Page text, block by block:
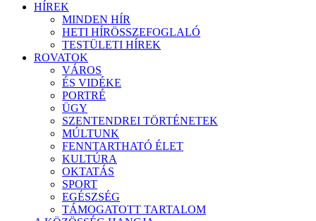
HÍREK
MINDEN HÍR
HETI HÍRÖSSZEFOGLALÓ
TESTÜLETI HÍREK
ROVATOK
VÁROS
ÉS VIDÉKE
PORTRÉ
ÜGY
SZENTENDREI TÖRTÉNETEK
MÚLTUNK
FENNTARTHATÓ ÉLET
KULTÚRA
OKTATÁS
SPORT
EGÉSZSÉG
TÁMOGATOTT TARTALOM